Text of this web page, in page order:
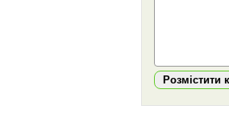
Розмістити